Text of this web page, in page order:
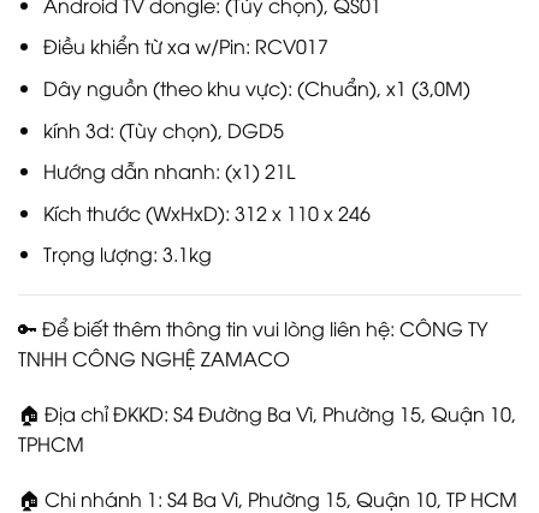
Điều khiển từ xa w/Pin: RCV017
Dây nguồn (theo khu vực): (Chuẩn), x1 (3,0M)
kính 3d: (Tùy chọn), DGD5
Hướng dẫn nhanh: (x1) 21L
Kích thước (WxHxD): 312 x 110 x 246
Trọng lượng: 3.1kg
🔑 Để biết thêm thông tin vui lòng liên hệ: CÔNG TY
TNHH CÔNG NGHỆ ZAMACO
🏠 Địa chỉ ĐKKD: S4 Đường Ba Vì, Phường 15, Quận 10,
TPHCM
🏠 Chi nhánh 1: S4 Ba Vì, Phường 15, Quận 10, TP HCM